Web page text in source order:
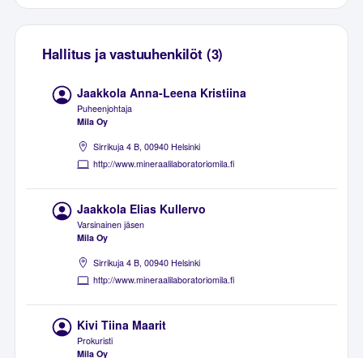
Hallitus ja vastuuhenkilöt (3)
Jaakkola Anna-Leena Kristiina
Puheenjohtaja
Mila Oy
Sirrikuja 4 B, 00940 Helsinki
http://www.mineraalilaboratoriomila.fi
Jaakkola Elias Kullervo
Varsinainen jäsen
Mila Oy
Sirrikuja 4 B, 00940 Helsinki
http://www.mineraalilaboratoriomila.fi
Kivi Tiina Maarit
Prokuristi
Mila Oy